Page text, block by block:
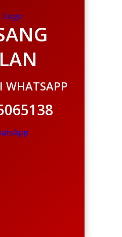
WHATSAPP